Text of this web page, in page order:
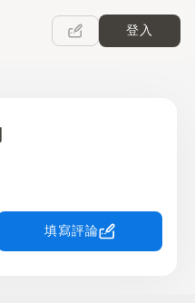
登入
填寫評論